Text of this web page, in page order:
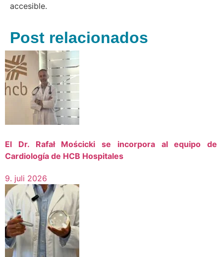
accesible.
Post relacionados
El Dr. Rafał Mościcki se incorpora al equipo de
Cardiología de HCB Hospitales
9. juli 2026